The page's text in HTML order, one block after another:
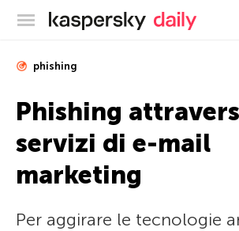
Blog ufficiale di
phishing
Phishing
servizi di e-mail
marketing
Per aggirare le tecnologie